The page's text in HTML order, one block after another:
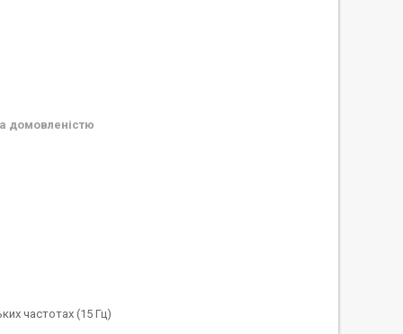
домовленістю
частотах (15 Гц)